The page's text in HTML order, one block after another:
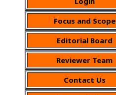
Focus and Scope
Editorial Board
Reviewer Team
Contact Us